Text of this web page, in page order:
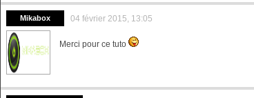
Mikabox 04 février 2015, 13:05
Merci pour ce tuto